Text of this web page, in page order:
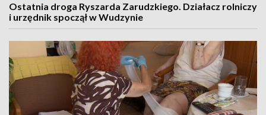
Ostatnia droga Ryszarda Zarudzkiego. Działacz rolniczy
i urzędnik spoczął w Wudzynie